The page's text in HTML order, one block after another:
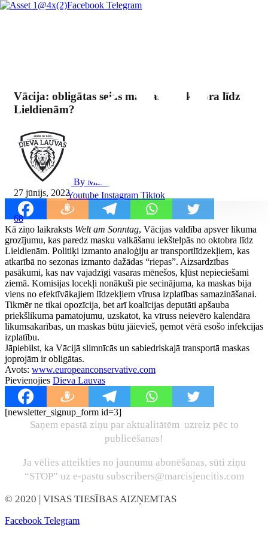
Facebook Telegram
Youtube Instagram Tiktok
Vācija: obligātas sejas maskas no oktobra līdz
Lieldienām?
By Mārcis Jencītis
27 jūnijs, 2022
68
Kā ziņo laikraksts Welt am Sonntag, Vācijas valdība apsver likuma
grozījumu, kas paredz masku valkāšanu iekštelpās no oktobra līdz
Lieldienām. Politiķi izmanto analoģiju ar transportlīdzekļiem, kas
atkarībā no sezonas izmanto dažādas “riepas”. Aizsardzības
pasākumi, kas nav vajadzīgi vasaras mēnešos, kļūst nepieciešami
ziemā. Komisijas locekļi nonākuši pie secinājuma, ka maskas bija
viens no efektīvākajiem līdzekļiem vīrusa izplatības samazināšanai.
Tikmēr ne tikai opozīcija, bet arī koalīcijas deputāti apšauba
priekšlikuma pamatojumu, uzskatot, ka vīruss neievēro kalendāra
likumsakarības, un maskas būtu jāievieš, ņemot vērā esošo infekcijas
izplatību.
Jāpiebilst, ka Vācijā slimnīcās un sabiedriskajā transportā maskas
joprojām ir obligātas.
Avots: www.europeanconservative.com
Pievienojies Dieva Lauvas
[newsletter_signup_form id=3]
Saņem epastā ziņu par aktualitātēm uzreiz pēc to
publicēšanas!
Ja vēlies atteikties no jaunumu abonēšanas, sūti ziņu
“STOP” uz e-pastu subscribers@marcisjencitis.com
© 2020 | VISAS TIESĪBAS AIZŅEMTAS
Facebook Telegram